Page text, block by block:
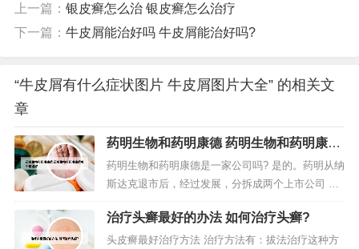
上一篇： 银皮癣怎么治 银皮癣怎么治疗
下一篇： 牛皮屑能治好吗 牛皮屑能治好吗?
“牛皮屑有什么症状图片 牛皮屑图片大全” 的相关文
章
药明生物和药明康德 药明生物和药明康德
哪个待遇好
药明生物和药明康德是一家公司吗? 是的。药明从纳
斯达克退市后，经过发展，分拆成两个上市公司 ，
药明生物在港股上市，药明康德在A股上市，至于在
新三板合全药业则是药明康德的子公司。药明康德
一般指药明康德新药开发有限公司。药明康德为全
治疗头癣最好的办法 如何治疗头癣?
头皮癣最好治疗方法 治疗方法有：拔法治疗这种方